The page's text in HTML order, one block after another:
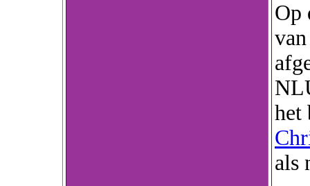
Op
het
als